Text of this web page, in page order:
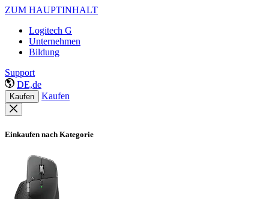
ZUM HAUPTINHALT
Logitech G
Unternehmen
Bildung
Support
DE,de
Kaufen Kaufen
Einkaufen nach Kategorie